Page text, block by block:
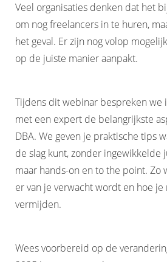
Veel organisaties denken dat het
om nog freelancers in te huren,
het geval. Er zijn nog volop
op de juiste manier aanpakt.
Tijdens dit webinar bespreken we
met een expert de belangrijkste
DBA. We geven je praktische tips
de slag kunt, zonder ingewikkelde
maar hands-on en to the point. Zo
er van je verwacht wordt en hoe je
vermijden.
Wees voorbereid op de